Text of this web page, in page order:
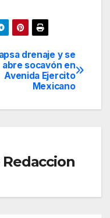
drenaje y se
abre socavón en
Avenida Ejercito
Mexicano